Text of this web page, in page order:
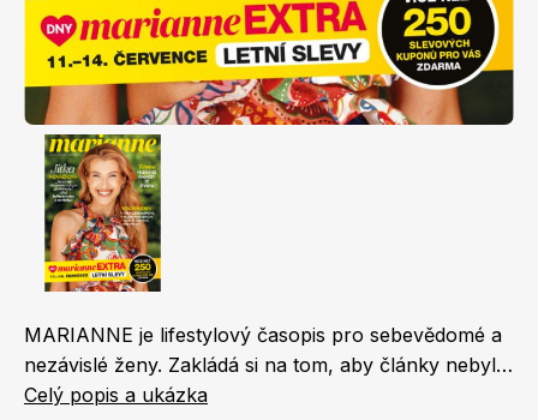
Svět ženy Marianne Venkov & styl
Naše krásná zahrada
MARIANNE je lifestylový časopis pro sebevědomé a
nezávislé ženy. Zakládá si na tom, aby články nebyly
povrchní a bezduché. Nabízí řadu rozhovorů s
Celý popis a ukázka